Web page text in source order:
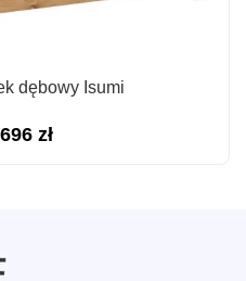
dębowy Isumi
zł